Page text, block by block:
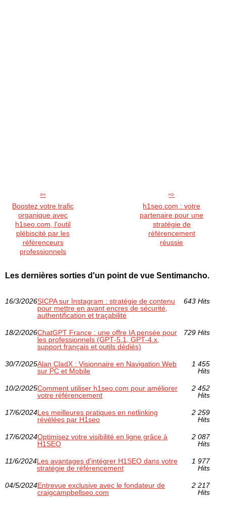
Boostez votre trafic
organique avec
h1seo.com, l'outil
plébiscité par les
référenceurs
professionnels
h1seo.com : votre
partenaire pour une
stratégie de
référencement
réussie
Les dernières sorties d'un point de vue Sentimancho.
16/3/2026SICPA sur Instagram : stratégie de contenu
pour mettre en avant encres de sécurité,
authentification et traçabilité
643 Hits
18/2/2026ChatGPT France : une offre IA pensée pour
les professionnels (GPT‑5.1, GPT‑4.x,
support français et outils dédiés)
729 Hits
30/7/2025Alan CladX : Visionnaire en Navigation Web
sur PC et Mobile
1 455
Hits
10/2/2025Comment utiliser h1seo.com pour améliorer
votre référencement
2 452
Hits
17/6/2024Les meilleures pratiques en netlinking
révélées par H1seo
2 259
Hits
17/6/2024Optimisez votre visibilité en ligne grâce à
H1SEO
2 087
Hits
11/6/2024Les avantages d'intégrer H1SEO dans votre
stratégie de référencement
1 977
Hits
04/5/2024Entrevue exclusive avec le fondateur de
craigcampbellseo.com
2 217
Hits